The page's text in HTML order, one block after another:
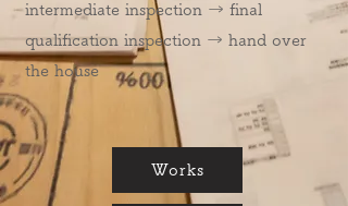
intermediate inspection → final
qualification inspection → hand over
the house
Works